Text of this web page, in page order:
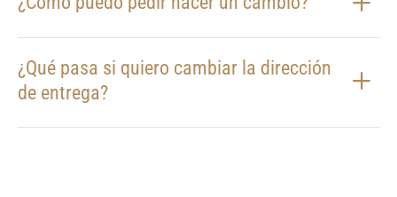
¿Qué pasa si quiero cambiar la dirección
de entrega?